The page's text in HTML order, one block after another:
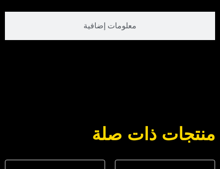
معلومات إضافية
منتجات ذات صلة